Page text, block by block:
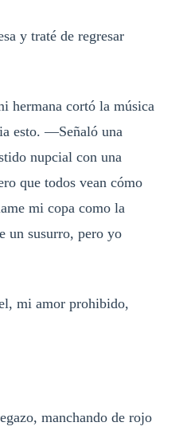
y traté de regresar
cortó la música
esto. —Señaló una
nupcial con una
que todos vean cómo
mi copa como la
un susurro, pero yo
mi amor prohibido,
manchando de rojo